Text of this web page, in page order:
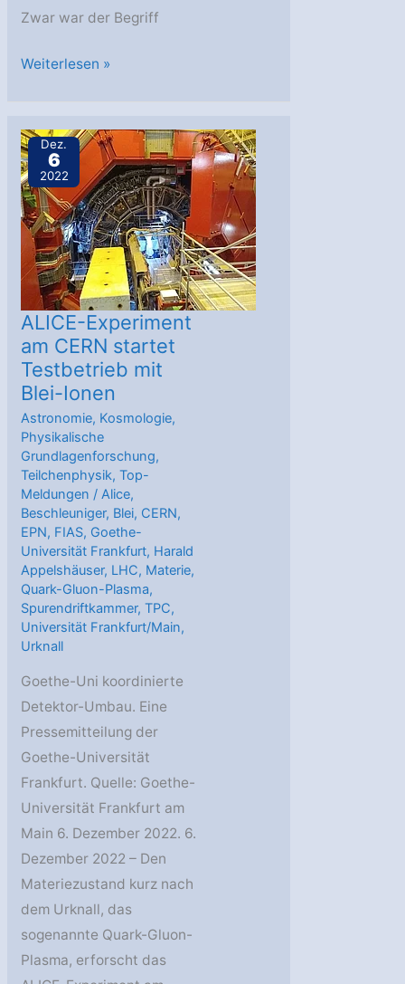
Zwar war der Begriff
AstroGeo
in
der
Ferne
Weiterlesen »
Dez.
6
2022
ALICE-Experiment
am CERN startet
Testbetrieb mit
Blei-Ionen
Astronomie, Kosmologie,
Physikalische
Grundlagenforschung,
Teilchenphysik,Top-
Meldungen / Alice,
Beschleuniger, Blei, CERN,
EPN, FIAS, Goethe-
Universität Frankfurt, Harald
Appelshäuser, LHC, Materie,
Quark-Gluon-Plasma,
Spurendriftkammer,TPC,
Universität Frankfurt/Main,
Urknall
Goethe-Uni koordinierte
Detektor-Umbau. Eine
Pressemitteilung der
Goethe-Universität
Frankfurt. Quelle: Goethe-
Universität Frankfurt am
Main 6. Dezember 2022. 6.
Dezember 2022 – Den
Materiezustand kurz nach
dem Urknall, das
sogenannte Quark-Gluon-
Plasma, erforscht das